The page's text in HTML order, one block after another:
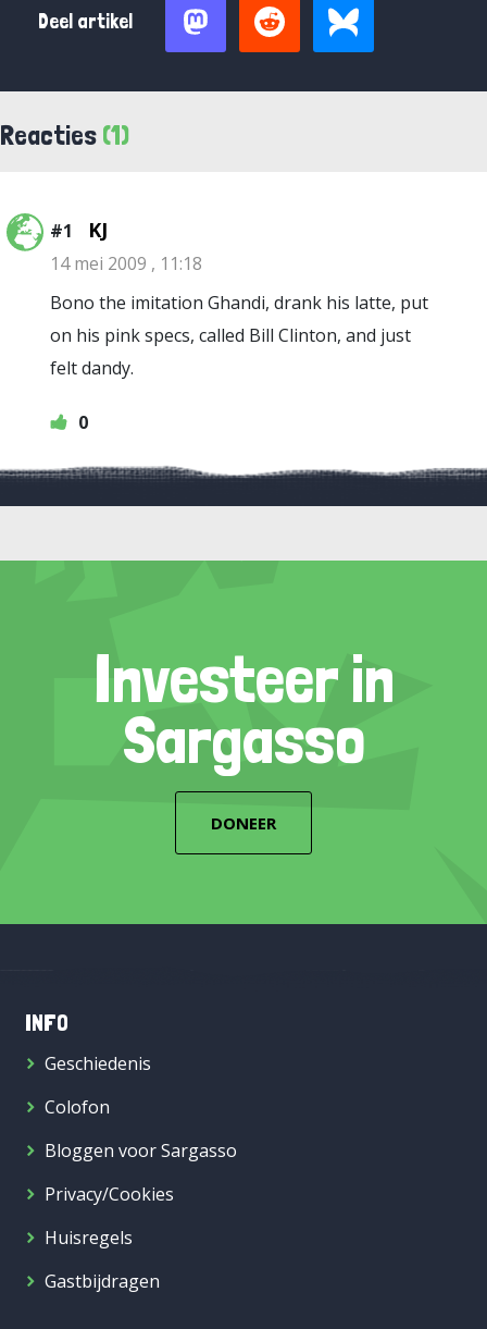
Deel artikel
Reacties (1)
#1 KJ
14 mei 2009 , 11:18
Bono the imitation Ghandi, drank his latte, put
on his pink specs, called Bill Clinton, and just
felt dandy.
0
Investeer in
Sargasso
DONEER
INFO
Geschiedenis
Colofon
Bloggen voor Sargasso
Privacy/Cookies
Huisregels
Gastbijdragen